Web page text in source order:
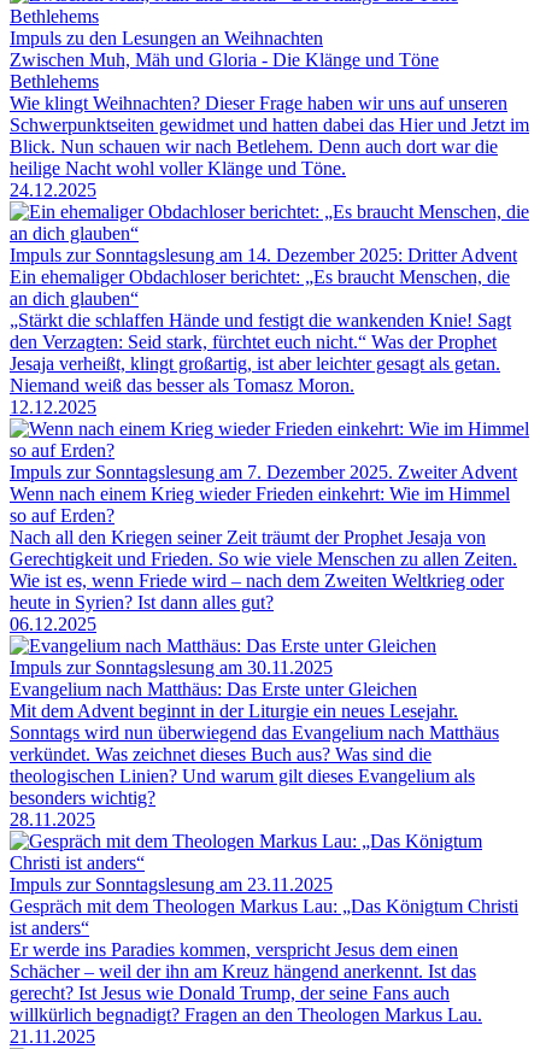
Impuls zu den Lesungen an Weihnachten
Zwischen Muh, Mäh und Gloria - Die Klänge und Töne
Bethlehems
Wie klingt Weihnachten? Dieser Frage haben wir uns auf unseren
Schwerpunktseiten gewidmet und hatten dabei das Hier und Jetzt im
Blick. Nun schauen wir nach Betlehem. Denn auch dort war die
heilige Nacht wohl voller Klänge und Töne.
24.12.2025
Impuls zur Sonntagslesung am 14. Dezember 2025: Dritter Advent
Ein ehemaliger Obdachloser berichtet: „Es braucht Menschen, die
an dich glauben“
„Stärkt die schlaffen Hände und festigt die wankenden Knie! Sagt
den Verzagten: Seid stark, fürchtet euch nicht.“ Was der Prophet
Jesaja verheißt, klingt großartig, ist aber leichter gesagt als getan.
Niemand weiß das besser als Tomasz Moron.
12.12.2025
Impuls zur Sonntagslesung am 7. Dezember 2025. Zweiter Advent
Wenn nach einem Krieg wieder Frieden einkehrt: Wie im Himmel
so auf Erden?
Nach all den Kriegen seiner Zeit träumt der Prophet Jesaja von
Gerechtigkeit und Frieden. So wie viele Menschen zu allen Zeiten.
Wie ist es, wenn Friede wird – nach dem Zweiten Weltkrieg oder
heute in Syrien? Ist dann alles gut?
06.12.2025
Impuls zur Sonntagslesung am 30.11.2025
Evangelium nach Matthäus: Das Erste unter Gleichen
Mit dem Advent beginnt in der Liturgie ein neues Lesejahr.
Sonntags wird nun überwiegend das Evangelium nach Matthäus
verkündet. Was zeichnet dieses Buch aus? Was sind die
theologischen Linien? Und warum gilt dieses Evangelium als
besonders wichtig?
28.11.2025
Impuls zur Sonntagslesung am 23.11.2025
Gespräch mit dem Theologen Markus Lau: „Das Königtum Christi
ist anders“
Er werde ins Paradies kommen, verspricht Jesus dem einen
Schächer – weil der ihn am Kreuz hängend anerkennt. Ist das
gerecht? Ist Jesus wie Donald Trump, der seine Fans auch
willkürlich begnadigt? Fragen an den Theologen Markus Lau.
21.11.2025